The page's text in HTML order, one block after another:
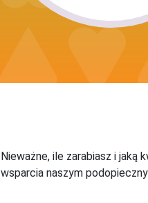
Nieważne, ile zarabiasz i jaką
wsparcia naszym